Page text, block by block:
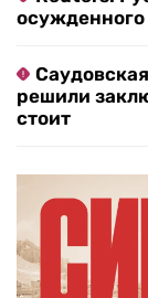
решили
стоит